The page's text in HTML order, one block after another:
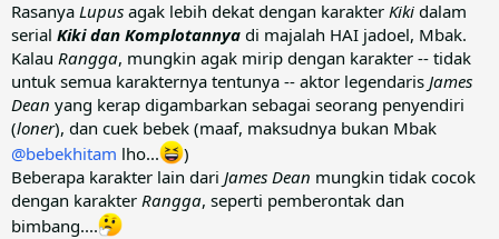
Rasanya Lupus agak lebih dekat dengan karakter Kiki dalam
serial Kiki dan Komplotannya di majalah HAI jadoel, Mbak.
Kalau Rangga, mungkin agak mirip dengan karakter -- tidak
untuk semua karakternya tentunya -- aktor legendaris James
Dean yang kerap digambarkan sebagai seorang penyendiri
(loner), dan cuek bebek (maaf, maksudnya bukan Mbak
@bebekhitam lho...
)
Beberapa karakter lain dari James Dean mungkin tidak cocok
dengan karakter Rangga, seperti pemberontak dan
bimbang....